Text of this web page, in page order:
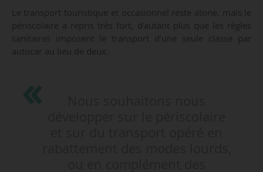
Le transport touristique et occasionnel reste atone, mais le
périscolaire a repris très fort, d’autant plus que les règles
sanitaires imposent le transport d’une seule classe par
autocar au lieu de deux.